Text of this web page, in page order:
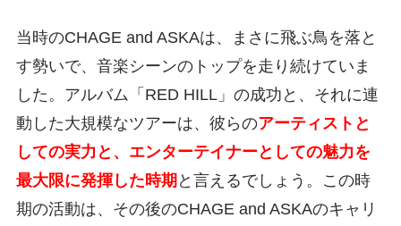
当時のCHAGE and ASKAは、まさに飛ぶ鳥を落と
す勢いで、音楽シーンのトップを走り続けていま
した。アルバム「RED HILL」の成功と、それに連
動した大規模なツアーは、彼らのアーティストと
しての実力と、エンターテイナーとしての魅力を
最大限に発揮した時期 と言えるでしょう。この時
期の活動は、その後のCHAGE and ASKAのキャリ